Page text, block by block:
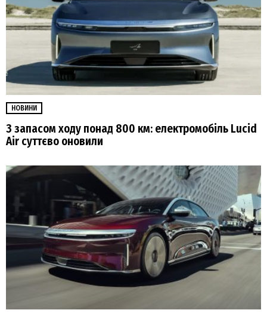
НОВИНИ
З запасом ходу понад 800 км: електромобіль Lucid
Air суттєво оновили